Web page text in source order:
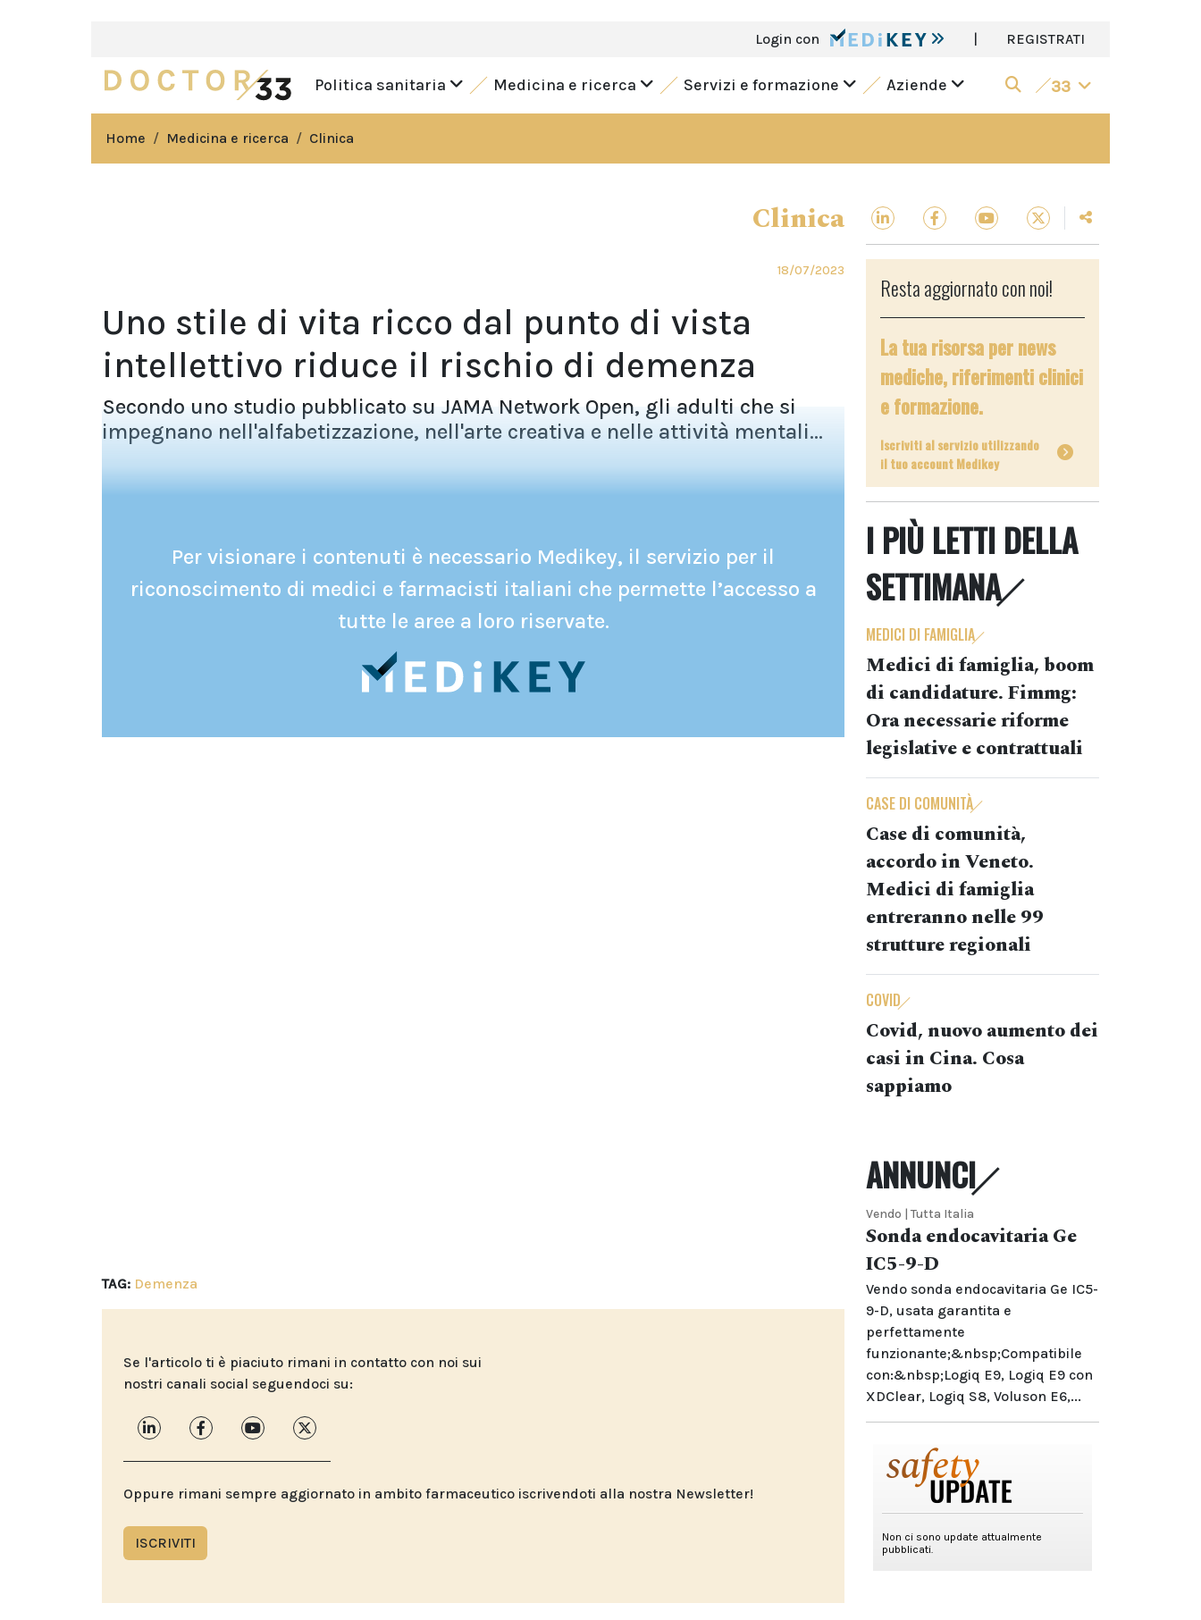
Login con | REGISTRATI
Politica sanitaria Medicina e ricerca Servizi e formazione Aziende 33
Home Medicina e ricerca Clinica
Clinica
18/07/2023
Uno stile di vita ricco dal punto di vista
intellettivo riduce il rischio di demenza
Secondo uno studio pubblicato su JAMA Network Open, gli adulti che si
impegnano nell'alfabetizzazione, nell'arte creativa e nelle attività mentali...
Per visionare i contenuti è necessario Medikey, il servizio per il
riconoscimento di medici e farmacisti italiani che permette l’accesso a
tutte le aree a loro riservate.
TAG: Demenza
Se l'articolo ti è piaciuto rimani in contatto con noi sui
nostri canali social seguendoci su:
Oppure rimani sempre aggiornato in ambito farmaceutico iscrivendoti alla nostra Newsletter!
ISCRIVITI
Resta aggiornato con noi!
La tua risorsa per news
mediche, riferimenti clinici
e formazione.
Iscriviti al servizio utilizzando
il tuo account Medikey
I PIÙ LETTI DELLA
SETTIMANA
MEDICI DI FAMIGLIA
Medici di famiglia, boom
di candidature. Fimmg:
Ora necessarie riforme
legislative e contrattuali
CASE DI COMUNITÀ
Case di comunità,
accordo in Veneto.
Medici di famiglia
entreranno nelle 99
strutture regionali
COVID
Covid, nuovo aumento dei
casi in Cina. Cosa
sappiamo
ANNUNCI
Vendo | Tutta Italia
Sonda endocavitaria Ge
IC5-9-D
Vendo sonda endocavitaria Ge IC5-
9-D, usata garantita e
perfettamente
funzionante;&nbsp;Compatibile
con:&nbsp;Logiq E9, Logiq E9 con
XDClear, Logiq S8, Voluson E6,...